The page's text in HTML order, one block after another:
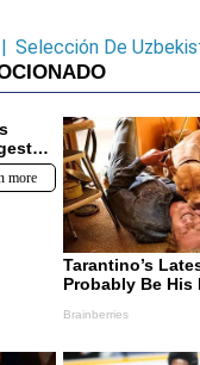
| Selección De